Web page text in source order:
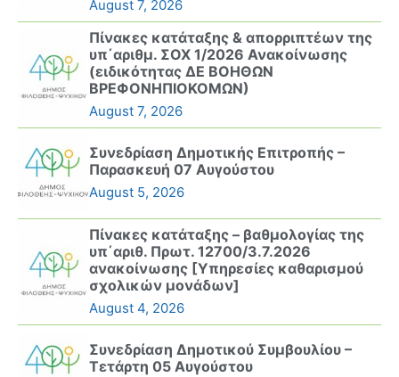
August 7, 2026
Πίνακες κατάταξης & απορριπτέων της
υπ΄αριθμ. ΣΟΧ 1/2026 Ανακοίνωσης
(ειδικότητας ΔΕ ΒΟΗΘΩΝ
ΒΡΕΦΟΝΗΠΙΟΚΟΜΩΝ)
August 7, 2026
Συνεδρίαση Δημοτικής Επιτροπής –
Παρασκευή 07 Αυγούστου
August 5, 2026
Πίνακες κατάταξης – βαθμολογίας της
υπ΄αριθ. Πρωτ. 12700/3.7.2026
ανακοίνωσης [Υπηρεσίες καθαρισμού
σχολικών μονάδων]
August 4, 2026
Συνεδρίαση Δημοτικού Συμβουλίου –
Τετάρτη 05 Αυγούστου